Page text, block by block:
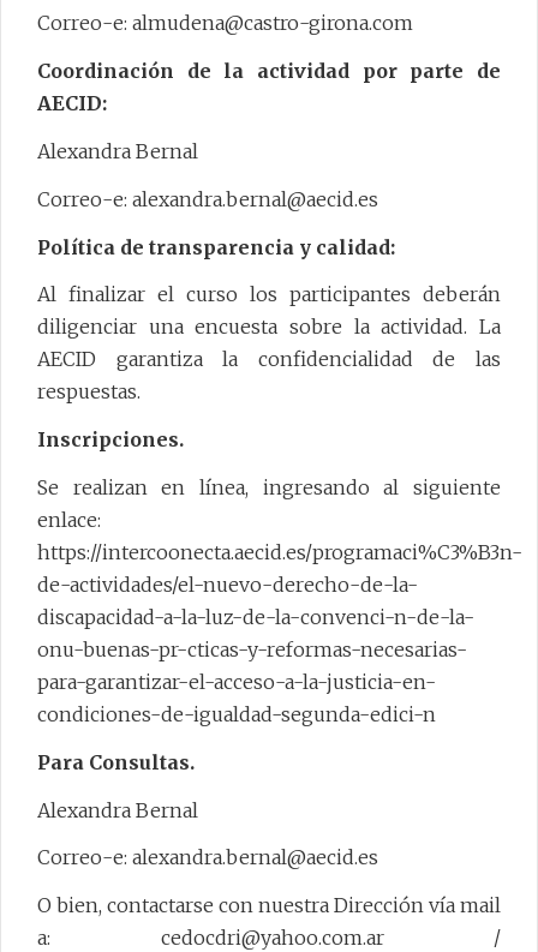
Correo-e: almudena@castro-girona.com
Coordinación de la actividad por parte de
AECID:
Alexandra Bernal
Correo-e: alexandra.bernal@aecid.es
Política de transparencia y calidad:
Al finalizar el curso los participantes deberán
diligenciar una encuesta sobre la actividad. La
AECID garantiza la confidencialidad de las
respuestas.
Inscripciones.
Se realizan en línea, ingresando al siguiente
enlace:
https://intercoonecta.aecid.es/programaci%C3%B3n-
de-actividades/el-nuevo-derecho-de-la-
discapacidad-a-la-luz-de-la-convenci-n-de-la-
onu-buenas-pr-cticas-y-reformas-necesarias-
para-garantizar-el-acceso-a-la-justicia-en-
condiciones-de-igualdad-segunda-edici-n
Para Consultas.
Alexandra Bernal
Correo-e: alexandra.bernal@aecid.es
O bien, contactarse con nuestra Dirección vía mail
a: cedocdri@yahoo.com.ar /